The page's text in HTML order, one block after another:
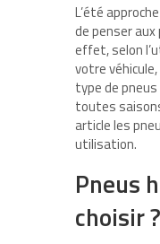
L’été
de penser
effet, selon
votre
type de
toutes
article les
utilisation.
Pneus
choisir ?